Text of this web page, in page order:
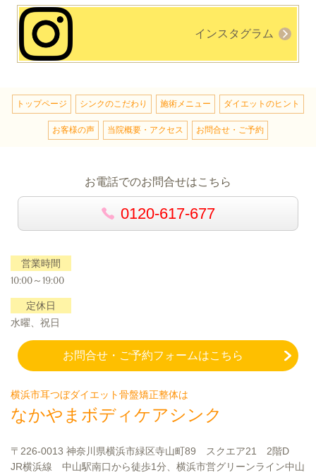
インスタグラム
トップページ シンクのこだわり 施術メニュー ダイエットのヒント
お客様の声 当院概要・アクセス お問合せ・ご予約
お電話でのお問合せはこちら
0120-617-677
営業時間
10:00～19:00
定休日
水曜、祝日
お問合せ・ご予約フォームはこちら
横浜市耳つぼダイエット骨盤矯正整体は
なかやまボディケアシンク
〒226-0013 神奈川県横浜市緑区寺山町89 スクエア21 2階D
JR横浜線 中山駅南口から徒歩1分、横浜市営グリーンライン中山